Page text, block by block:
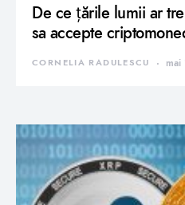
De ce țările lumii ar
sa accepte
CORNELIA RADULESCU